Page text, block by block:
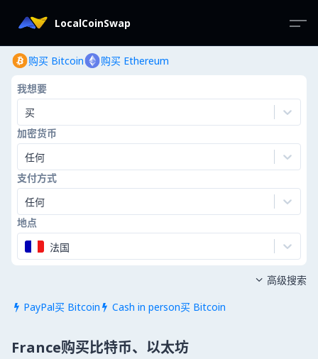
LocalCoinSwap
购买 Bitcoin 购买 Ethereum
我想要
买
加密货币
任何
支付方式
任何
地点
法国
 PayPal买 Bitcoin  Cash in person买 Bitcoin
 高级搜索
France购买比特币、以太坊